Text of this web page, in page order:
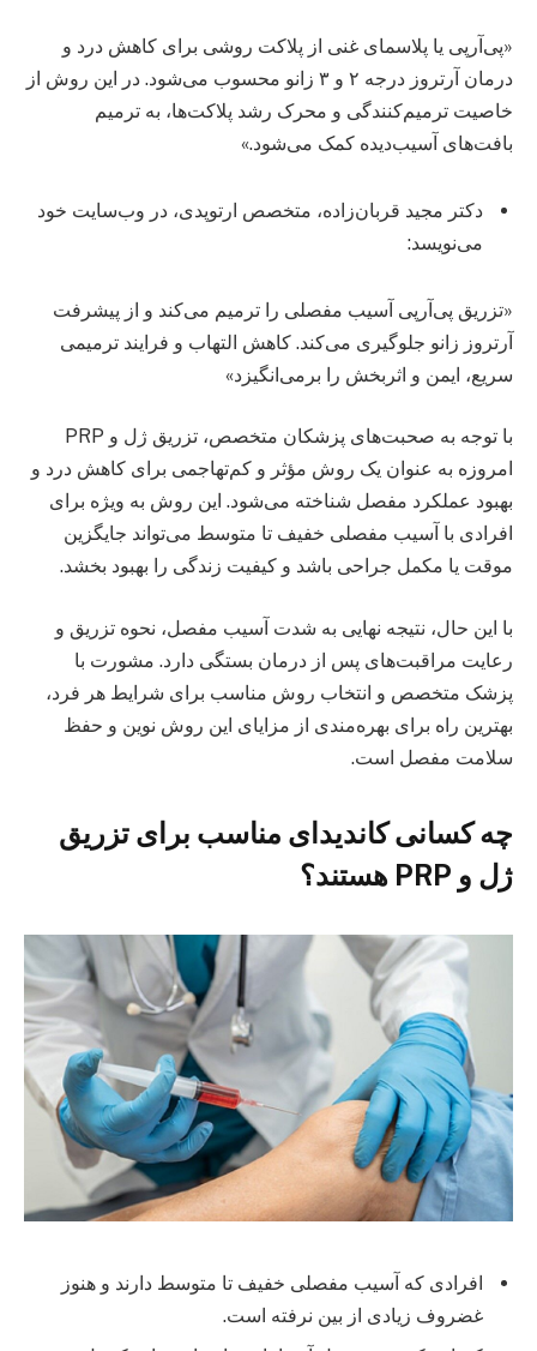
«پی‌آر‌پی یا پلاسمای غنی از پلاکت روشی برای کاهش درد و
درمان آرتروز درجه ۲ و ۳ زانو محسوب می‌شود. در این روش از
خاصیت ترمیم‌کنندگی و محرک رشد پلاکت‌ها، به ترمیم
بافت‌های آسیب‌دیده کمک می‌شود.»
دکتر مجید قربان‌زاده، متخصص ارتوپدی، در وب‌سایت خود
می‌نویسد:
«تزریق پی‌آر‌پی آسیب مفصلی را ترمیم می‌کند و از پیشرفت
آرتروز زانو جلوگیری می‌کند. کاهش التهاب و فرایند ترمیمی
سریع، ایمن و اثربخش را برمی‌انگیزد»
با توجه به صحبت‌های پزشکان متخصص، تزریق ژل و PRP
امروزه به عنوان یک روش مؤثر و کم‌تهاجمی برای کاهش درد و
بهبود عملکرد مفصل شناخته می‌شود. این روش به ویژه برای
افرادی با آسیب مفصلی خفیف تا متوسط می‌تواند جایگزین
موقت یا مکمل جراحی باشد و کیفیت زندگی را بهبود بخشد.
با این حال، نتیجه نهایی به شدت آسیب مفصل، نحوه تزریق و
رعایت مراقبت‌های پس از درمان بستگی دارد. مشورت با
پزشک متخصص و انتخاب روش مناسب برای شرایط هر فرد،
بهترین راه برای بهره‌مندی از مزایای این روش نوین و حفظ
سلامت مفصل است.
چه کسانی کاندیدای مناسب برای تزریق
ژل و PRP هستند؟
افرادی که آسیب مفصلی خفیف تا متوسط دارند و هنوز
غضروف زیادی از بین نرفته است.